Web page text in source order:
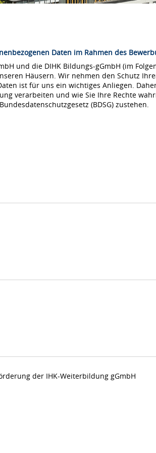
Daten im Rahmen des
und die DIHK Bildungs-gGmbH (im
Häusern. Wir nehmen den Schutz
ist für uns ein wichtiges Anliegen.
verarbeiten und wie Sie Ihre Rechte
(BDSG) zustehen.
der IHK-Weiterbildung gGmbH